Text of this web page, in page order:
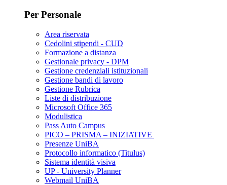
Per Personale
Area riservata
Cedolini stipendi - CUD
Formazione a distanza
Gestionale privacy - DPM
Gestione credenziali istituzionali
Gestione bandi di lavoro
Gestione Rubrica
Liste di distribuzione
Microsoft Office 365
Modulistica
Pass Auto Campus
PICO – PRISMA – INIZIATIVE
Presenze UniBA
Protocollo informatico (Titulus)
Sistema identità visiva
UP - University Planner
Webmail UniBA